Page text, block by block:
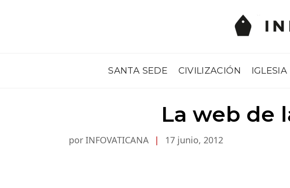
SANTA SEDE CIVILIZACIÓN IGLESIA
La web de
por INFOVATICANA | 17 junio, 2012